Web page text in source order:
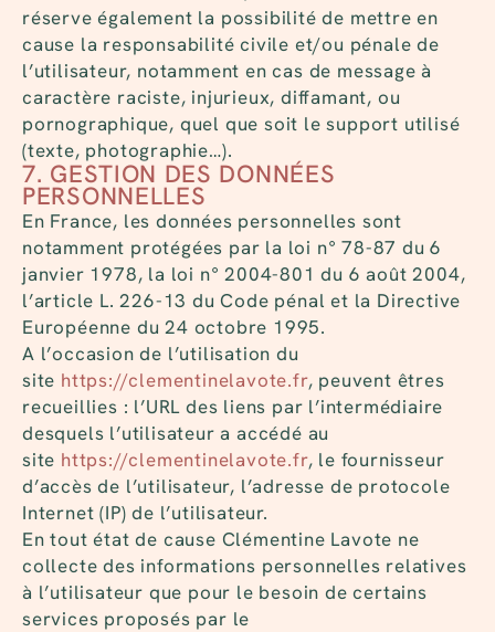
réserve également la possibilité de mettre en
cause la responsabilité civile et/ou pénale de
l’utilisateur, notamment en cas de message à
caractère raciste, injurieux, diffamant, ou
pornographique, quel que soit le support utilisé
(texte, photographie…).
7. GESTION DES DONNÉES
PERSONNELLES
En France, les données personnelles sont
notamment protégées par la loi n° 78-87 du 6
janvier 1978, la loi n° 2004-801 du 6 août 2004,
l’article L. 226-13 du Code pénal et la Directive
Européenne du 24 octobre 1995.
A l’occasion de l’utilisation du
site https://clementinelavote.fr, peuvent êtres
recueillies : l’URL des liens par l’intermédiaire
desquels l’utilisateur a accédé au
site https://clementinelavote.fr, le fournisseur
d’accès de l’utilisateur, l’adresse de protocole
Internet (IP) de l’utilisateur.
En tout état de cause Clémentine Lavote ne
collecte des informations personnelles relatives
à l’utilisateur que pour le besoin de certains
services proposés par le